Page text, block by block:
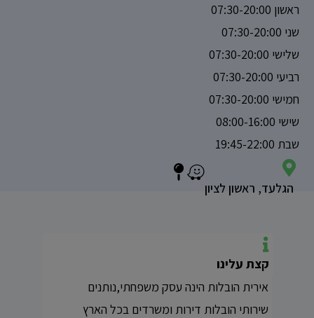
ראשון 07:30-20:00
שני 07:30-20:00
שלישי 07:30-20:00
רביעי 07:30-20:00
חמישי 07:30-20:00
שישי 08:00-16:00
שבת 19:45-22:00
הגלעד, ראשון לציון
קצת עלינו
אירית הובלות הינה עסק משפחתי,נותנים
שירותי הובלות דירות ומשרדים בכל הארץ